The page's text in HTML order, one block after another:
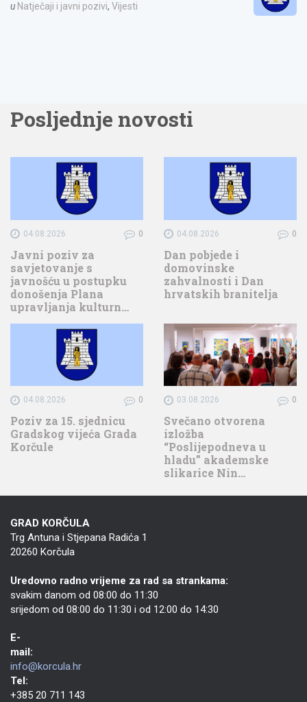
u Natječaji i javni pozivi, Vijesti
Posljednje novosti
04.08.2026 0
Javni poziv za
savjetovanje s
javnošću u postupku
donošenja Plana
upravljanja kulturn…
04.08.2026 0
Dan pobjede i
domovinske
zahvalnosti i Dan
hrvatskih branitelja
04.08.2026 0
Poziv za 15. sjednicu
Gradskog vijeća Grada
Korčule
03.08.2026 0
Svečano otvorena
izložba
“Poslijepodneva u
hladu” akademske
slikarice Nin…
GRAD KORČULA
Trg Antuna i Stjepana Radića 1
20260 Korčula
Uredovno radno vrijeme za rad sa strankama:
svakim danom od 08:00 do 11:30
srijedom od 08:00 do 11:30 i od 12:00 do 14:30
E-
mail:
info@korcula.hr
Tel:
+385 20 711 143